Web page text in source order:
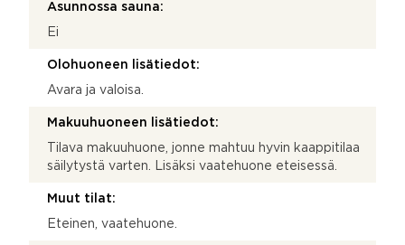
Asunnossa sauna:
Ei
Olohuoneen lisätiedot:
Avara ja valoisa.
Makuuhuoneen lisätiedot:
Tilava makuuhuone, jonne mahtuu hyvin kaappitilaa
säilytystä varten. Lisäksi vaatehuone eteisessä.
Muut tilat:
Eteinen, vaatehuone.